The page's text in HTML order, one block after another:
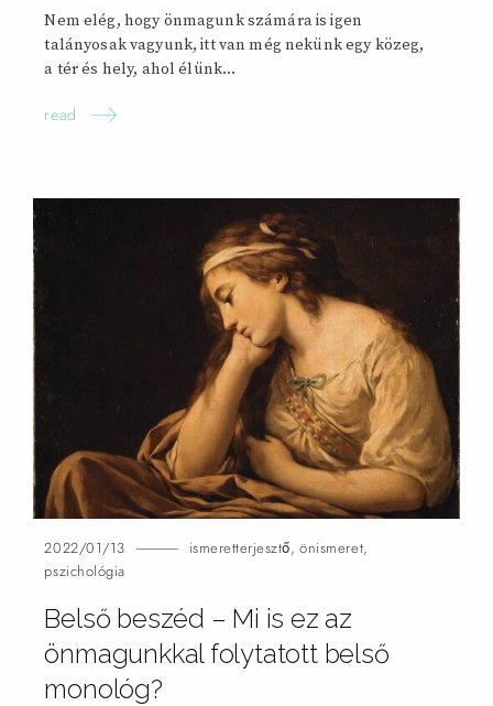
Nem elég, hogy önmagunk számára is igen
talányosak vagyunk, itt van még nekünk egy közeg,
a tér és hely, aholélünk…
read
2022/01/13 ismeretterjesztő,önismeret,
pszichológia
Belső beszéd – Mi is ez az
önmagunkkal folytatott belső
monológ?